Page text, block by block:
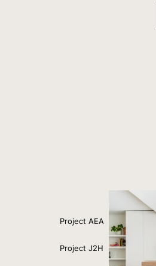
Project AEA
Project J2H